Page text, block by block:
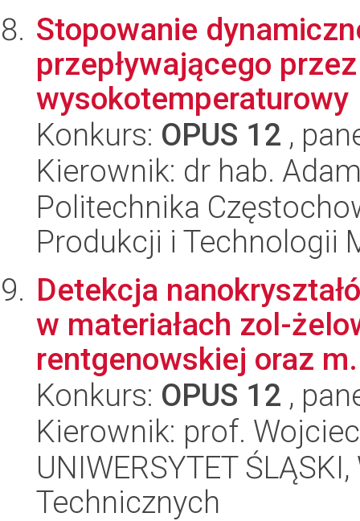
Stopowanie
przepływającego
wysokotemperaturowy
Konkurs: OPUS 12 ,
Kierownik: dr hab.
Politechnika
Produkcji i Technologii
Detekcja
w materiałach zol-
rentgenowskiej oraz
Konkurs: OPUS 12 ,
Kierownik: prof.
UNIWERSYTET
Technicznych